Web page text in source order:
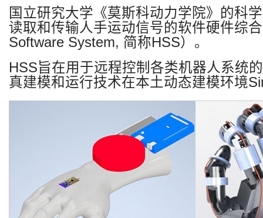
国立研究大学《莫斯科动力学院》的科
读取和传输人手运动信号的软件硬件综
Software System, 简称HSS）。
HSS旨在用于远程控制各类机器人系统
真建模和运行技术在本土动态建模环境